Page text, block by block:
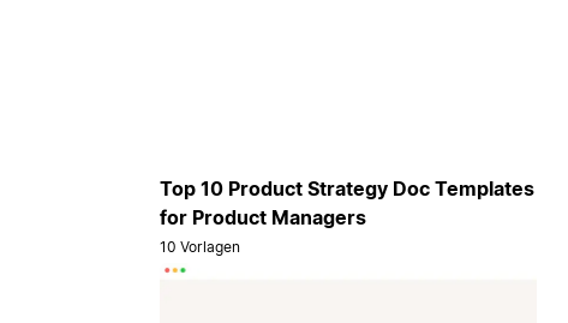
Top 10 Product Strategy Doc Templates
for Product Managers
10 Vorlagen